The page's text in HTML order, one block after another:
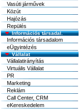
Vasúti járművek
Közút
Hajózás
Repülés
Információs társadal.
Információs társadalom
eÜgyintézés
Vállalat
Vállalatirányítás
Virtuális Vállalat
PR
Marketing
Reklám
Call Center, CRM
eKereskedelem